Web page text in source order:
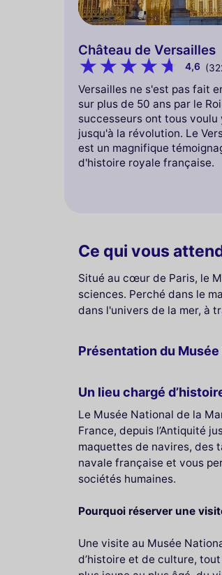
Château de Versailles
4,6
Versailles ne s'est pas fait
sur plus de 50 ans par le
successeurs ont tous voulu
jusqu'à la révolution. Le
est un magnifique
d'histoire royale française.
Ce qui vous
Situé au cœur de Paris, le
sciences. Perché dans le
dans l'univers de la mer, à
Présentation du
Un lieu chargé
Le Musée National de la
France, depuis l’Antiquité
maquettes de navires, des
navale française et vous
sociétés humaines.
Pourquoi réserver une
Une visite au Musée
d’histoire et de culture,